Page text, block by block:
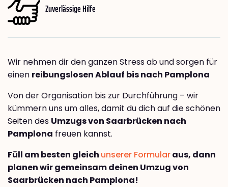
Zuverlässige Hilfe
Wir nehmen dir den ganzen Stress ab und sorgen für
einen reibungslosen Ablauf bis nach Pamplona
Von der Organisation bis zur Durchführung – wir
kümmern uns um alles, damit du dich auf die schönen
Seiten des Umzugs von Saarbrücken nach
Pamplona freuen kannst.
Füll am besten gleich unserer Formularaus, dann
planen wir gemeinsam deinen Umzug von
Saarbrücken nach Pamplona!